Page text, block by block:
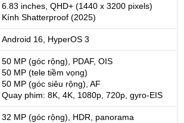
6.83 inches, QHD+ (1440 x 3200 pixels)
Kính Shatterproof (2025)
Android 16, HyperOS 3
50 MP (góc rộng), PDAF, OIS
50 MP (tele tiềm vọng)
50 MP (góc siêu rộng), AF
Quay phim: 8K, 4K, 1080p, 720p, gyro-EIS
32 MP (góc rộng), HDR, panorama